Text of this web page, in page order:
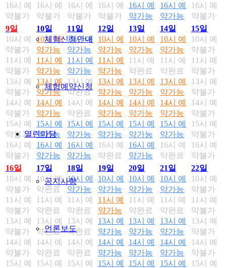
체험신청안내
체험예약신청
열린마당
공지사항
언론보도
16시 예
약불가
16시 예
약불가
16시 예
약불가
16시 예
약불가
16시 예
약가능
16시 예
약가능
16시 예
약불가
9일
10시 예
약불가
11시 예
약불가
13시 예
약불가
14시 예
약불가
15시 예
약불가
16시 예
약불가
10일
10시 예
약가능
11시 예
약가능
13시 예
약가능
14시 예
약가능
15시 예
약가능
16시 예
약가능
11일
10시 예
약가능
11시 예
약가능
13시 예
약완료
14시 예
약완료
15시 예
약가능
16시 예
약가능
12일
10시 예
약가능
11시 예
약가능
13시 예
약가능
14시 예
약가능
15시 예
약가능
16시 예
약완료
13일
10시 예
약가능
11시 예
약완료
13시 예
약가능
14시 예
약가능
15시 예
약가능
16시 예
약가능
14일
10시 예
약가능
11시 예
약완료
13시 예
약가능
14시 예
약가능
15시 예
약가능
16시 예
약완료
15일
10시 예
약불가
11시 예
약불가
13시 예
약불가
14시 예
약불가
15시 예
약불가
16시 예
약불가
16일
10시 예
약불가
11시 예
약불가
13시 예
약불가
14시 예
약불가
15시 예
17일
10시 예
약완료
11시 예
약완료
13시 예
약완료
14시 예
약완료
15시 예
18일
10시 예
약가능
11시 예
약완료
13시 예
약완료
14시 예
약완료
15시 예
19일
10시 예
약가능
11시 예
약가능
13시 예
약가능
14시 예
약가능
15시 예
20일
10시 예
약가능
11시 예
약완료
13시 예
약가능
14시 예
약가능
15시 예
21일
10시 예
약가능
11시 예
약완료
13시 예
약가능
14시 예
약가능
15시 예
22일
10시 예
약불가
11시 예
약불가
13시 예
약불가
14시 예
약불가
15시 예